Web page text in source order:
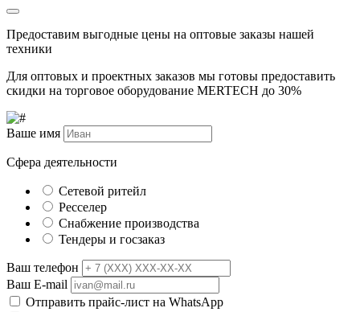
Предоставим выгодные цены на оптовые заказы нашей
техники
Для оптовых и проектных заказов мы готовы предоставить
скидки на торговое оборудование MERTECH до 30%
Ваше имя
Сфера деятельности
Сетевой ритейл
Ресселер
Снабжение производства
Тендеры и госзаказ
Ваш телефон
Ваш E-mail
Отправить прайс-лист на WhatsApp